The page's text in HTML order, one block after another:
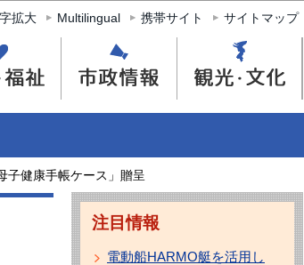
拡大 Multilingual 携帯サイト サイトマップ
子健康手帳ケース」贈呈
注目情報
電動船HARMO艇を活用し